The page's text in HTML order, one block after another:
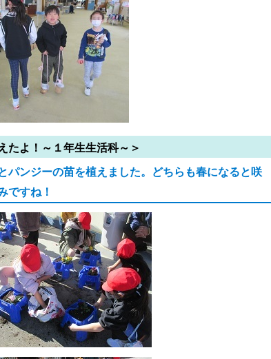
たよ！～１年生生活科～＞
ンジーの苗を植えました。どちらも春になると咲
ですね！